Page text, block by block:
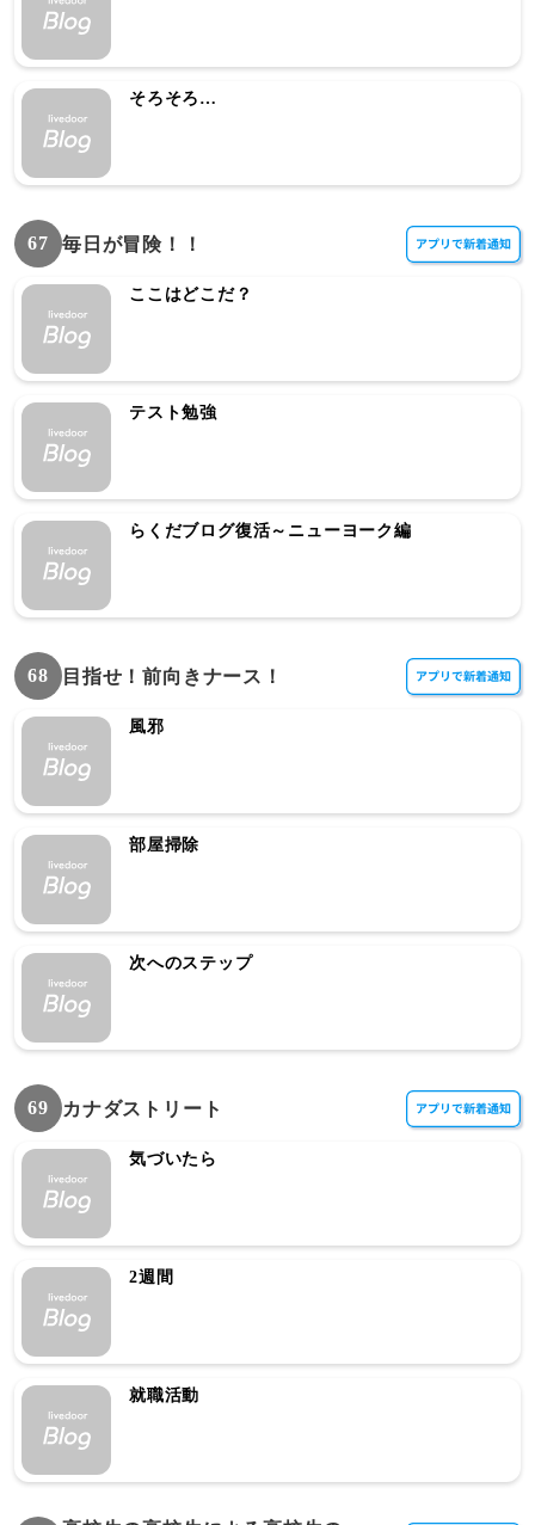
そろそろ…
67 毎日が冒険！！
ここはどこだ？
テスト勉強
らくだブログ復活～ニューヨーク編
68 目指せ！前向きナース！
風邪
部屋掃除
次へのステップ
69 カナダストリート
気づいたら
2週間
就職活動